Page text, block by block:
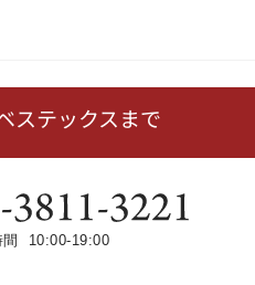
ステックスまで